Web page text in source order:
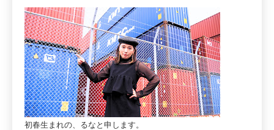
初春生まれの、るなと申します。